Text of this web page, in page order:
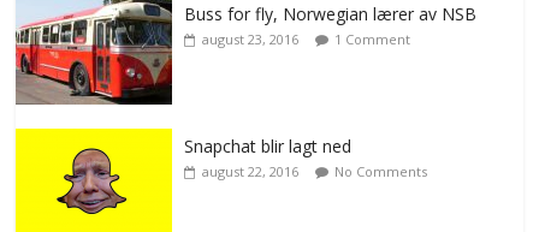
Buss for fly, Norwegian lærer av NSB
august 23, 2016 1 Comment
Snapchat blir lagt ned
august 22, 2016 No Comments